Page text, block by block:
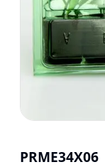
PRME34X06